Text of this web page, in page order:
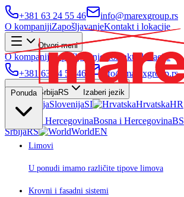
+381 63 24 55 46
info@marexgroup.rs
O kompanijiZapošljavanjeKontakt i lokacije
Otvori meni
O kompaniji ZapošljavanjeKontakt i lokacije
+381 63 24 55 46
info@marexgroup.rs
SrbijaRS Izaberi jezik
SlovenijaSI HrvatskaHR
Bosna i HercegovinaBS
SrbijaRS WorldEN
Ponuda
Limovi
U ponudi imamo različite tipove limova
Krovni i fasadni sistemi